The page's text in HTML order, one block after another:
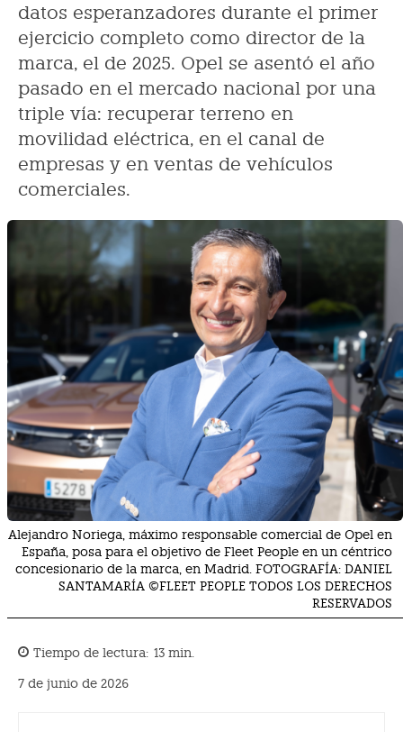
datos esperanzadores durante el primer
ejercicio completo como director de la
marca, el de 2025. Opel se asentó el año
pasado en el mercado nacional por una
triple vía: recuperar terreno en
movilidad eléctrica, en el canal de
empresas y en ventas de vehículos
comerciales.
Alejandro Noriega, máximo responsable comercial de Opel en
España, posa para el objetivo de Fleet People en un céntrico
concesionario de la marca, en Madrid. FOTOGRAFÍA: DANIEL
SANTAMARÍA ©FLEET PEOPLE TODOS LOS DERECHOS
RESERVADOS
Tiempo de lectura: 13 min.
7 de junio de 2026